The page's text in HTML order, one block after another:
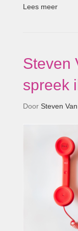
Lees meer
Steven
spreek
Door Steven